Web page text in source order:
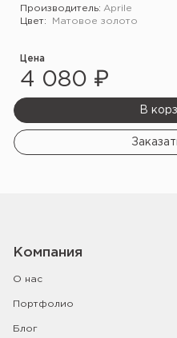
Производитель: Aprile
Цвет:
Матовое золото
Цена
4 080 ₽
В
Компания
О нас
Портфолио
Блог